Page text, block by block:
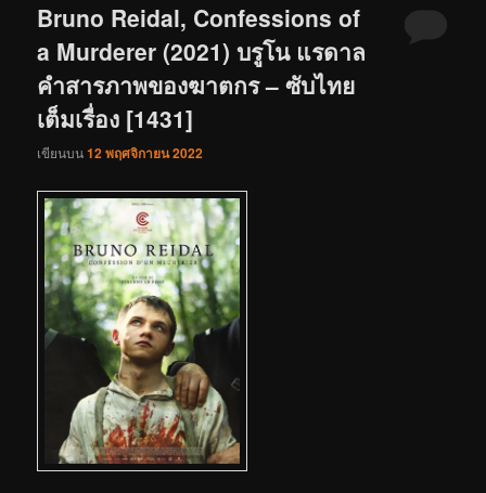
Bruno Reidal, Confessions of
a Murderer (2021) บรูโน แรดาล
คำสารภาพของฆาตกร – ซับไทย
เต็มเรื่อง [1431]
เขียนบน12 พฤศจิกายน 2022